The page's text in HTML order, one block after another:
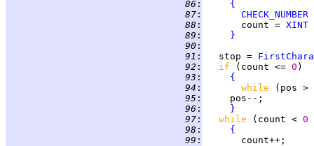
  86
:
{
  87
: CHECK_NUMBER
  88
:
       count =
XINT
  89
:
}
  90
:
  91
:
   stop =
  92
: if (count <= 0
  93
:
{
  94
: while
(pos >
  95
:
  96
:
}
  97
: while (count < 0
  98
:
{
  99
: